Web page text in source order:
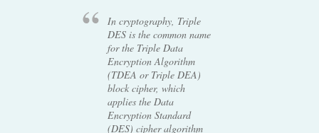
In cryptography, Triple
DES is the common name
for the Triple Data
Encryption Algorithm
(TDEA or Triple DEA)
block cipher, which
applies the Data
Encryption Standard
(DES) cipher algorithm